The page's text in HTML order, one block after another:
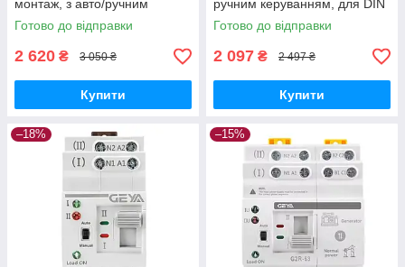
монтаж, з авто/ручним
режимом GoodPlace -worry-
free-shopping-
Готово до відправки
2 620 ₴ 3 050 ₴
Купити
ручним керуванням, для DIN
монтажу GoodPlace -worry-
free-shopping-
Готово до відправки
2 097 ₴ 2 497 ₴
Купити
–18% –15%